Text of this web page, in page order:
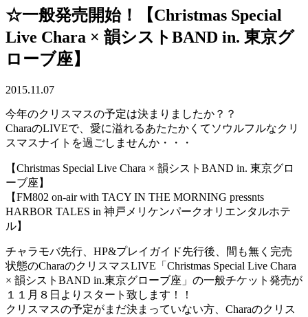
☆一般発売開始！【Christmas Special
Live Chara × 韻シストBAND in. 東京グ
ローブ座】
2015.11.07
今年のクリスマスの予定は決まりましたか？？
CharaのLIVEで、愛に溢れるあたたかくてソウルフルなクリ
スマスナイトを過ごしませんか・・・
【Christmas Special Live Chara × 韻シストBAND in. 東京グロ
ーブ座】
【FM802 on-air with TACY IN THE MORNING pressnts
HARBOR TALES in 神戸メリケンパークオリエンタルホテ
ル】
チャラモバ先行、HP&プレイガイド先行後、間も無く完売
状態のCharaのクリスマスLIVE「Christmas Special Live Chara
× 韻シストBAND in.東京グローブ座」の一般チケット発売が
１１月８日よりスタート致します！！
クリスマスの予定がまだ決まっていない方、Charaのクリス